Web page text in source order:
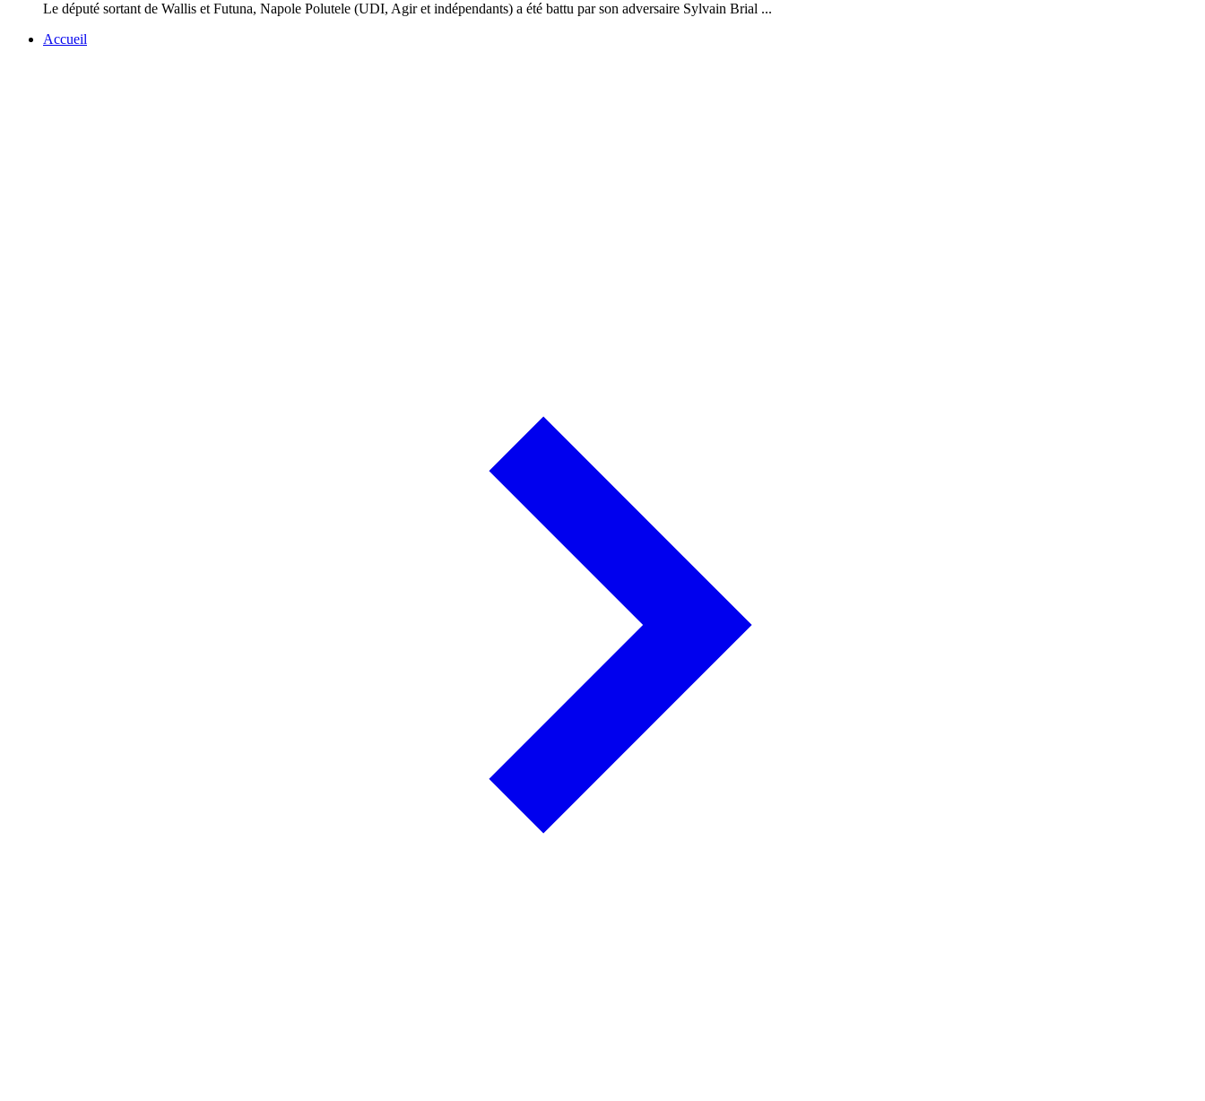
Le député sortant de Wallis et Futuna, Napole Polutele (UDI, Agir et indépendants) a été battu par son adversaire Sylvain Brial ...
Accueil